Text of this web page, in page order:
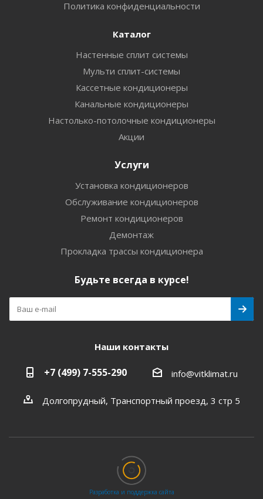
Политика конфиденциальности
Каталог
Настенные сплит системы
Мульти сплит-системы
Кассетные кондиционеры
Канальные кондиционеры
Настолько-потолочные кондиционеры
Акции
Услуги
Установка кондиционеров
Обслуживание кондиционеров
Ремонт кондиционеров
Демонтаж
Прокладка трассы кондиционера
Будьте всегда в курсе!
Наши контакты
+7 (499) 7-555-290 info@vitklimat.ru
Долгопрудный, Транспортный проезд, 3 стр 5
Разработка и поддержка сайта